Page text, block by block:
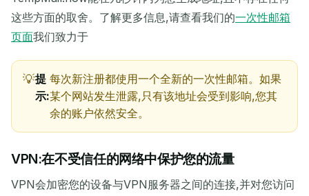
这些方面的取舍。了解更多信息,请查看我们的一次性邮箱
页面我们致力于
提
示:
每次新注册都使用一个全新的一次性邮箱。如果
某个网站发生泄露,只有该地址会受到影响,您其
余的账户依然安全。
VPN:在不受信任的网络中保护您的流量
VPN会加密您的设备与VPN服务器之间的连接,并对您访问